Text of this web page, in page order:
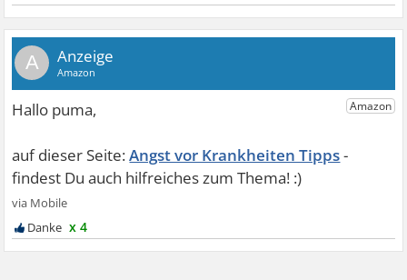
A
Angst vor Krankheiten Tipps
x 4